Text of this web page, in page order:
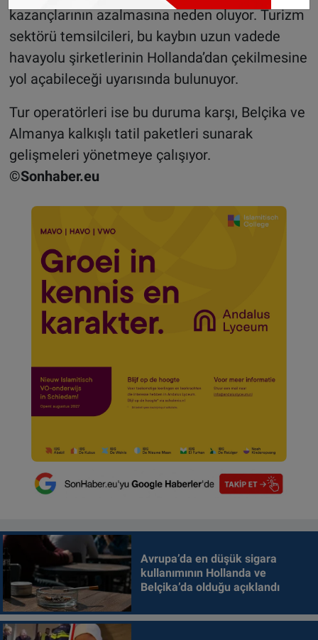
kazançlarının azalmasına neden oluyor. Turizm
sektörü temsilcileri, bu kaybın uzun vadede
havayolu şirketlerinin Hollanda’dan çekilmesine
yol açabileceği uyarısında bulunuyor.
Tur operatörleri ise bu duruma karşı, Belçika ve
Almanya kalkışlı tatil paketleri sunarak
gelişmeleri yönetmeye çalışıyor.
©Sonhaber.eu
Avrupa’da en düşük sigara
kullanımının Hollanda ve
Belçika’da olduğu açıklandı